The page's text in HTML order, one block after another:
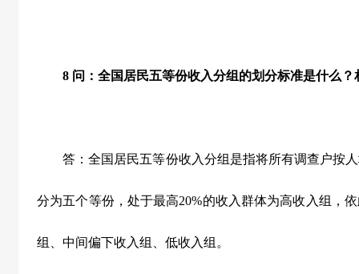
8 问：全国居民五等份收入分组的划分标准是什么
答：全国居民五等份收入分组是指将所有调查户按
分为五个等份，处于最高20%的收入群体为高收入组，
组、中间偏下收入组、低收入组。